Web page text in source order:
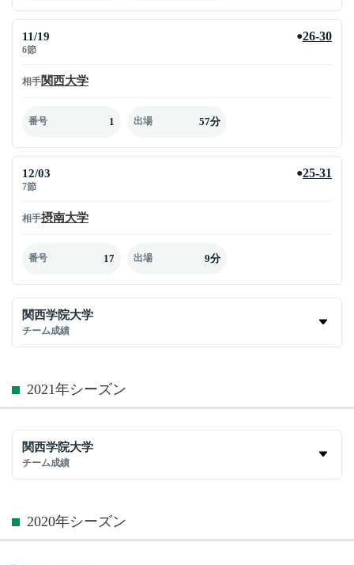
11/19
6節
●26-30
相手関西大学
番号 1 出場 57分
12/03
7節
●25-31
相手摂南大学
番号 17 出場 9分
関西学院大学
チーム成績
2021年シーズン
関西学院大学
チーム成績
2020年シーズン